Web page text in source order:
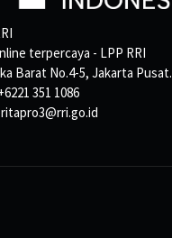
terpercaya - LPP RRI
Barat No.4-5, Jakarta Pusat.
351 1086